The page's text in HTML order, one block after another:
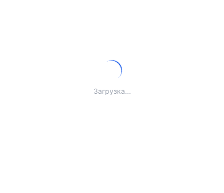
Загрузка...